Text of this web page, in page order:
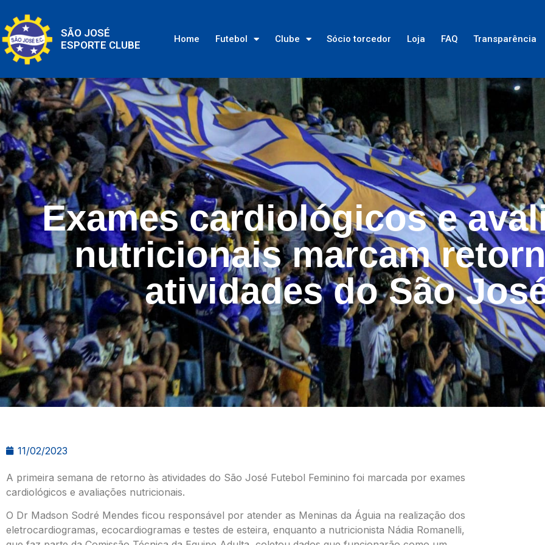
SÃO JOSÉ
ESPORTE CLUBE
Home Futebol Clube Sócio torcedor Loja FAQ Transparência
Exames cardiológicos e
nutricionais marcam
atividades do São
11/02/2023
A primeira semana de retorno às atividades do São José Futebol Feminino foi marcada por exames
cardiológicos e avaliações nutricionais.
O Dr Madson Sodré Mendes ficou responsável por atender as Meninas da Águia na realização dos
eletrocardiogramas, ecocardiogramas e testes de esteira, enquanto a nutricionista Nádia Romanelli,